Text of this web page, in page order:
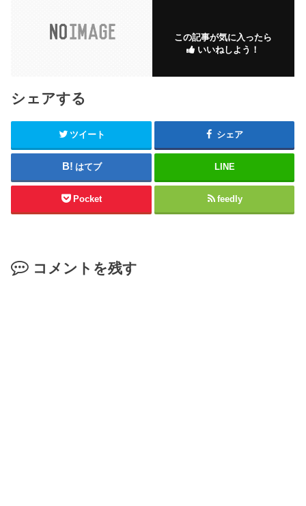
この記事が気に入ったら
いいねしよう！
シェアする
ツイート シェア
はてブ LINE
Pocket feedly
コメントを残す